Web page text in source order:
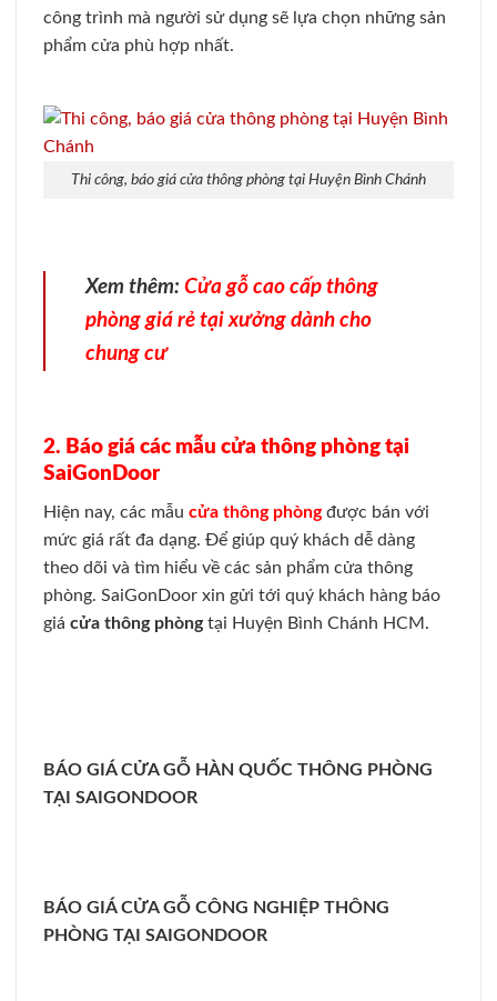
công trình mà người sử dụng sẽ lựa chọn những sản
phẩm cửa phù hợp nhất.
Thi công, báo giá cửa thông phòng tại Huyện Bình Chánh
Xem thêm: Cửa gỗ cao cấp thông
phòng giá rẻ tại xưởng dành cho
chung cư
2. Báo giá các mẫu cửa thông phòng tại
SaiGonDoor
Hiện nay, các mẫu cửa thông phòngđược bán với
mức giá rất đa dạng. Để giúp quý khách dễ dàng
theo dõi và tìm hiểu về các sản phẩm cửa thông
phòng. SaiGonDoor xin gửi tới quý khách hàng báo
giá cửa thông phòngtại Huyện Bình Chánh HCM.
BÁO GIÁ CỬA GỖ HÀN QUỐC THÔNG PHÒNG
TẠI SAIGONDOOR
BÁO GIÁ CỬA GỖ CÔNG NGHIỆP THÔNG
PHÒNG TẠI SAIGONDOOR